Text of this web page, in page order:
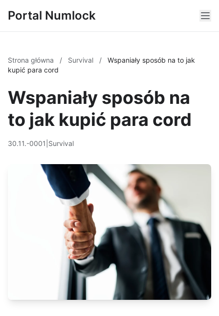
Portal Numlock
Strona główna / Survival /
Wspaniały sposób na to jak
kupić para cord
Wspaniały sposób na
to jak kupić para cord
30.11.-0001 Survival